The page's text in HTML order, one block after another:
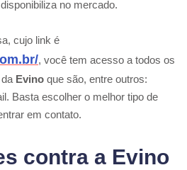
no mercado.
cujo link é
, você tem acesso a todos os
Evino que são, entre outros:
Basta escolher o melhor tipo de
em contato.
contra a Evino